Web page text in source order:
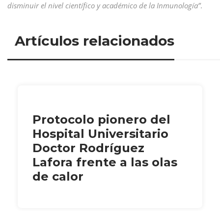
disminuir el nivel científico y académico de la Inmunología”.
Artículos relacionados
Protocolo pionero del
Hospital Universitario
Doctor Rodríguez
Lafora frente a las olas
de calor